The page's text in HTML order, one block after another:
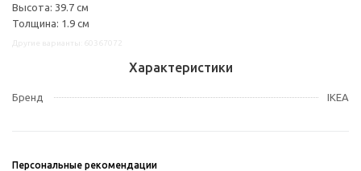
Высота: 39.7 см
Толщина: 1.9 см
Характеристики
Бренд IKEA
Персональные рекомендации